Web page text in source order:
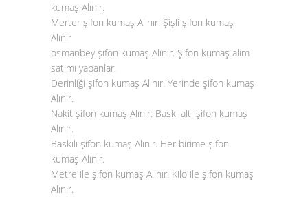
kumaş Alınır.
Merter şifon kumaş Alınır. Şişli şifon kumaş
Alınır
osmanbey şifon kumaş Alınır. Şifon kumaş alım
satımı yapanlar.
Derinliği şifon kumaş Alınır. Yerinde şifon kumaş
Alınır.
Nakit şifon kumaş Alınır. Baskı altı şifon kumaş
Alınır.
Baskılı şifon kumaş Alınır. Her birime şifon
kumaş Alınır.
Metre ile şifon kumaş Alınır. Kilo ile şifon kumaş
Alınır.